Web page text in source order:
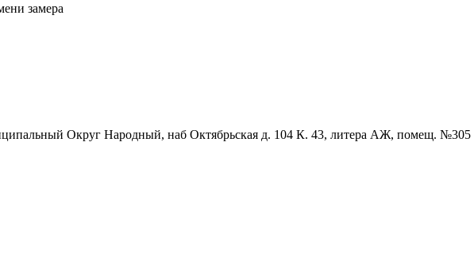
замера
Округ Народный, наб Октябрьская д. 104 К. 43, литера АЖ, помещ. №305